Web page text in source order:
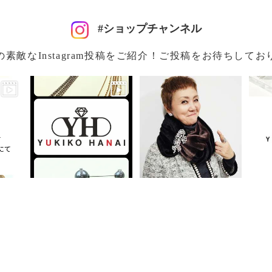
#ショップチャンネル
素敵なInstagram投稿をご紹介！ご投稿をお待ちしてお